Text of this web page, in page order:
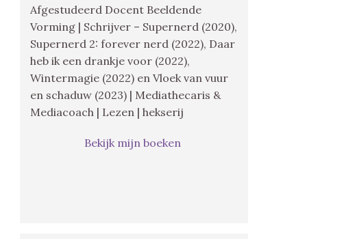
Afgestudeerd Docent Beeldende
Vorming | Schrijver – Supernerd (2020),
Supernerd 2: forever nerd (2022), Daar
heb ik een drankje voor (2022),
Wintermagie (2022) en Vloek van vuur
en schaduw (2023) | Mediathecaris &
Mediacoach | Lezen | hekserij
Bekijk mijn boeken